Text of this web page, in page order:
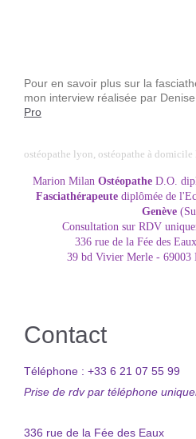
Pour en savoir plus sur la
mon interview réalisée par
Pro
ostéopathe lyon, ostéopathe à domicile
Marion Milan OstéopatheD.O.
Fasciathérapeute diplômée de
Genève
Consultation sur RDV
336 rue de la Fée des
39 bd Vivier Merle - 69003
Contact
Téléphone : +33 6 21 07 55 99
Prise de rdv par téléphone
336 rue de la Fée des Eaux